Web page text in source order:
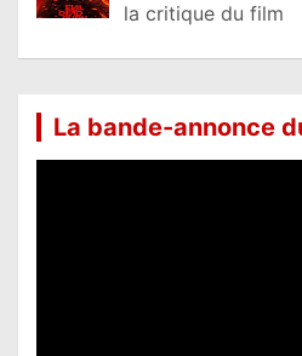
la critique du film
La bande-annonce